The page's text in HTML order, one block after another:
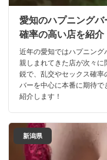
愛知のハプニング
確率の高い店を紹介
近年の愛知ではハプニン
親しまれてきた店が次々
鋭で、乱交やセックス確
バーを中心に本番に期待
紹介します！
新潟県